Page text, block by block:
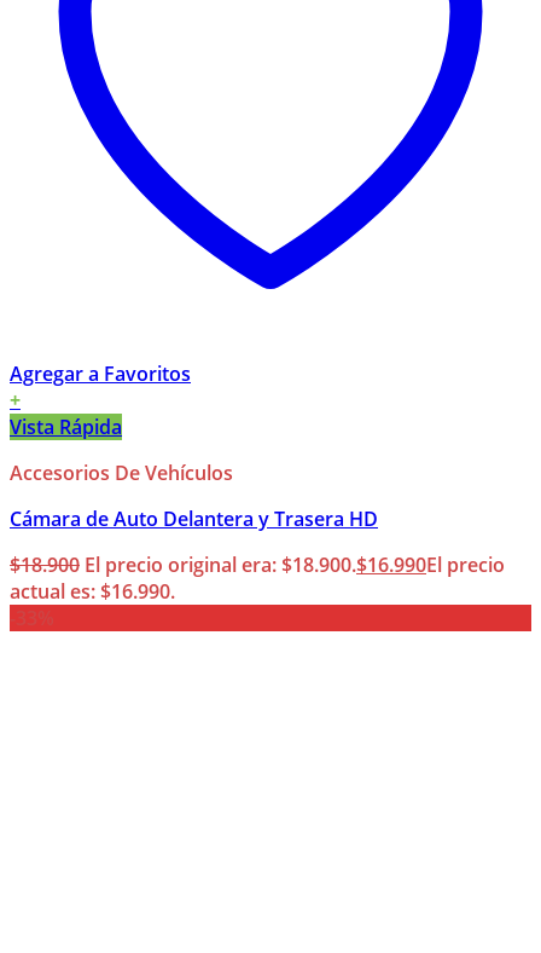
Agregar a Favoritos
+
Vista Rápida
Accesorios De Vehículos
Cámara de Auto Delantera y Trasera HD
$18.900 El precio original era: $18.900.$16.990El precio
actual es: $16.990.